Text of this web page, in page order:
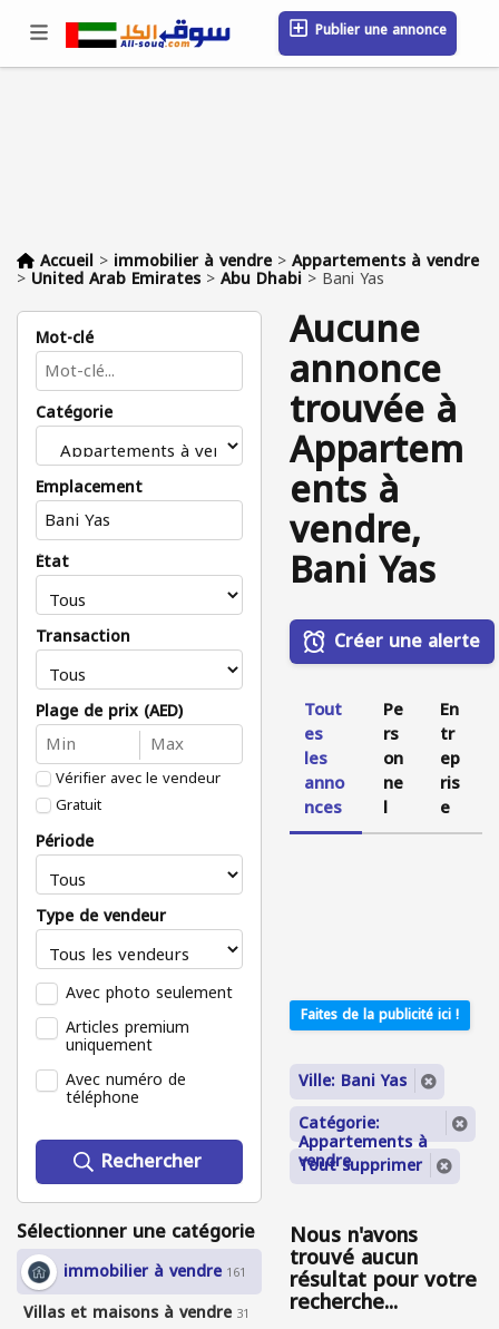
Publier une annonce
Se connecter / S'inscrire
Accueil > immobilier à vendre >Appartements à vendre
> United Arab Emirates >Abu Dhabi > Bani Yas
Mot-clé
Catégorie
Emplacement
État
Transaction
Plage de prix (AED)
Vérifier avec le vendeur
Gratuit
Période
Type de vendeur
Avec photo seulement
Articles premium
uniquement
Avec numéro de
téléphone
Rechercher
Sélectionner une catégorie
immobilier à vendre 161
Villas et maisons à vendre 31
Aucune
annonce
trouvée à
Appartem
ents à
vendre,
Bani Yas
Créer une alerte
Tout
es
les
anno
nces
Pe
rs
on
ne
l
En
tr
ep
ris
e
Faites de la publicité ici !
Ville: Bani Yas
Catégorie:
Appartements à
vendre
Tout supprimer
Nous n'avons
trouvé aucun
résultat pour votre
recherche...